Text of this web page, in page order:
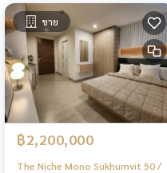
ขาย
฿2,200,000
The Niche Mono Sukhumvit 50 /